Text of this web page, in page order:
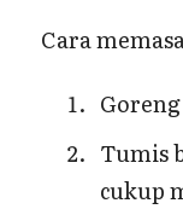
Cara
Tumis
cukup